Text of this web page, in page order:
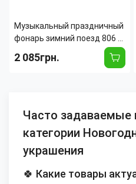
Музыкальный праздничный
фонарь зимний поезд 806 с
подсветкой и эффектом
снегопада, фигурками
2 085грн.
Часто задаваемые
категории
украшения
🍀 Какие товары